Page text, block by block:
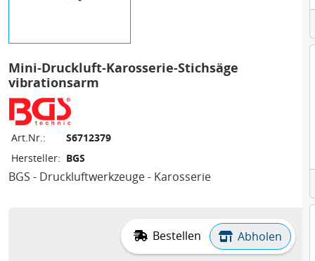
Mini-Druckluft-Karosserie-Stichsäge
vibrationsarm
Art.Nr.:
S6712379
Hersteller: BGS
BGS - Druckluftwerkzeuge - Karosserie
Bestellen Abholen